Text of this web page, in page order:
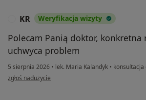
KR Weryfikacja wizyty
Polecam Panią doktor, konkretna
uchwyca problem
5 sierpnia 2026 • lek. Maria Kalandyk • konsultacja
w opinii użytkownika KR
zgłoś nadużycie